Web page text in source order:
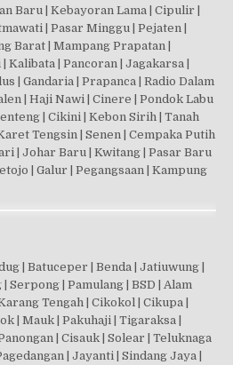
Baru | Kebayoran Lama | Cipulir |
| Pasar Minggu | Pejaten |
Barat | Mampang Prapatan |
Kalibata | Pancoran | Jagakarsa |
| Gandaria | Prapanca | Radio Dalam
| Haji Nawi | Cinere | Pondok Labu
| Cikini | Kebon Sirih | Tanah
Tengsin | Senen | Cempaka Putih
| Johar Baru | Kwitang | Pasar Baru
| Galur | Pegangsaan | Kampung
| Batuceper | Benda | Jatiuwung |
Serpong | Pamulang | BSD | Alam
Tengah | Cikokol | Cikupa |
| Mauk | Pakuhaji | Tigaraksa |
| Cisauk | Solear | Teluknaga
| Jayanti | Sindang Jaya |